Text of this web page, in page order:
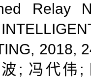
Relay
2018,
; 冯代伟;